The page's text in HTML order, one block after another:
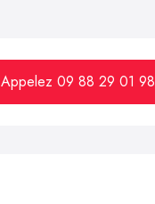
Appelez 09 88 29 01 98